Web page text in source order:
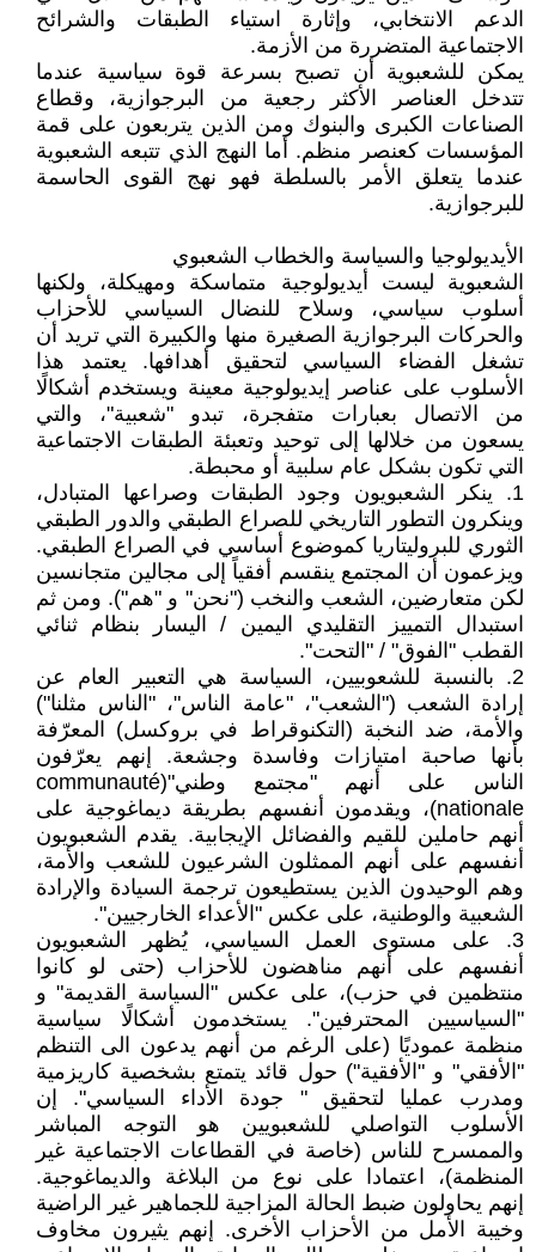
الدعم الانتخابي، وإثارة استياء الطبقات والشرائح
الاجتماعية المتضررة من الأزمة.
يمكن للشعبوية أن تصبح بسرعة قوة سياسية عندما
تتدخل العناصر الأكثر رجعية من البرجوازية، وقطاع
الصناعات الكبرى والبنوك ومن الذين يتربعون على قمة
المؤسسات كعنصر منظم. أما النهج الذي تتبعه الشعبوية
عندما يتعلق الأمر بالسلطة فهو نهج القوى الحاسمة
للبرجوازية.
الأيديولوجيا والسياسة والخطاب الشعبوي
الشعبوية ليست أيديولوجية متماسكة ومهيكلة، ولكنها
أسلوب سياسي، وسلاح للنضال السياسي للأحزاب
والحركات البرجوازية الصغيرة منها والكبيرة التي تريد أن
تشغل الفضاء السياسي لتحقيق أهدافها. يعتمد هذا
الأسلوب على عناصر إيديولوجية معينة ويستخدم أشكالًا
من الاتصال بعبارات متفجرة، تبدو "شعبية"، والتي
يسعون من خلالها إلى توحيد وتعبئة الطبقات الاجتماعية
التي تكون بشكل عام سلبية أو محبطة.
1. ينكر الشعبويون وجود الطبقات وصراعها المتبادل،
وينكرون التطور التاريخي للصراع الطبقي والدور الطبقي
الثوري للبروليتاريا كموضوع أساسي في الصراع الطبقي.
ويزعمون أن المجتمع ينقسم أفقياً إلى مجالين متجانسين
لكن متعارضين، الشعب والنخب ("نحن" و "هم"). ومن ثم
استبدال التمييز التقليدي اليمين / اليسار بنظام ثنائي
القطب "الفوق" / "التحت".
2. بالنسبة للشعوبيين، السياسة هي التعبير العام عن
إرادة الشعب ("الشعب"، "عامة الناس"، "الناس مثلنا")
والأمة، ضد النخبة (التكنوقراط في بروكسل) المعرّفة
بأنها صاحبة امتيازات وفاسدة وجشعة. إنهم يعرّفون
الناس على أنهم "مجتمع وطني"(communauté
nationale)، ويقدمون أنفسهم بطريقة ديماغوجية على
أنهم حاملين للقيم والفضائل الإيجابية. يقدم الشعبويون
أنفسهم على أنهم الممثلون الشرعيون للشعب والأمة،
وهم الوحيدون الذين يستطيعون ترجمة السيادة والإرادة
الشعبية والوطنية، على عكس "الأعداء الخارجيين".
3. على مستوى العمل السياسي، يُظهر الشعبويون
أنفسهم على أنهم مناهضون للأحزاب (حتى لو كانوا
منتظمين في حزب)، على عكس "السياسة القديمة" و
"السياسيين المحترفين". يستخدمون أشكالًا سياسية
منظمة عموديًا (على الرغم من أنهم يدعون الى التنظم
"الأفقي" و "الأفقية") حول قائد يتمتع بشخصية كاريزمية
ومدرب عمليا لتحقيق " جودة الأداء السياسي". إن
الأسلوب التواصلي للشعبويين هو التوجه المباشر
والممسرح للناس (خاصة في القطاعات الاجتماعية غير
المنظمة)، اعتمادا على نوع من البلاغة والديماغوجية.
إنهم يحاولون ضبط الحالة المزاجية للجماهير غير الراضية
وخيبة الأمل من الأحزاب الأخرى. إنهم يثيرون مخاوف